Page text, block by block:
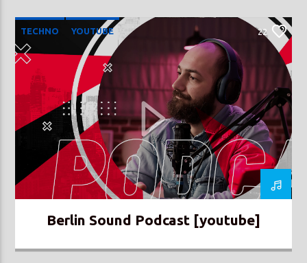
TECHNO YOUTUBE 22
Berlin Sound Podcast [youtube]